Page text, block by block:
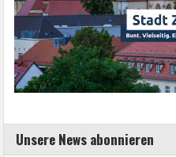
Unsere News abonnieren